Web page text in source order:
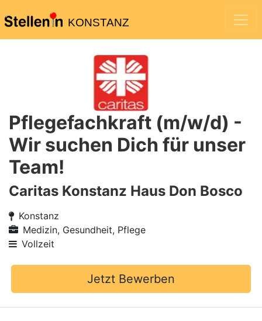
KONSTANZ
Pflegefachkraft (m/w/d) -
Wir suchen Dich für unser
Team!
Caritas Konstanz Haus Don Bosco
Konstanz
Medizin, Gesundheit, Pflege
Vollzeit
Jetzt Bewerben